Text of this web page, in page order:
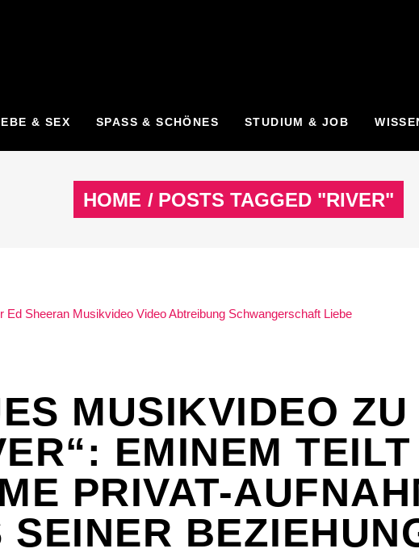
& SEX SPASS & SCHÖNES STUDIUM & JOB
HOME / POSTS TAGGED "RIVER"
MUSIKVIDEO ZU
EMINEM TEILT
PRIVAT-
SEINER